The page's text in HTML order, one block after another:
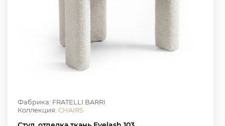
Фабрика: FRATELLI BARRI
Коллекция: CHAIRS